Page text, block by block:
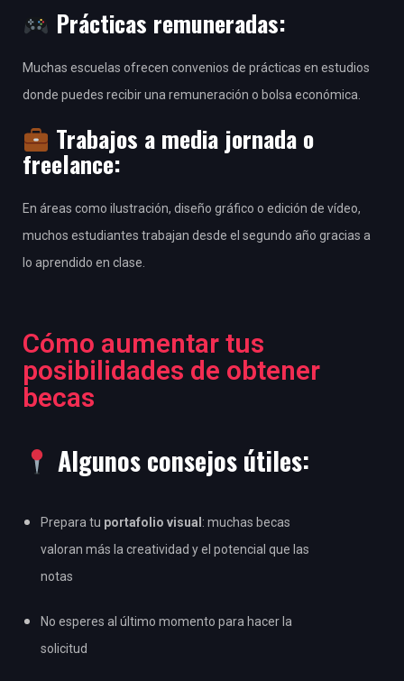
Prácticas remuneradas:
Muchas escuelas ofrecen convenios de prácticas en estudios
donde puedes recibir una remuneración o bolsa económica.
Trabajos a media jornada o
freelance:
En áreas como ilustración, diseño gráfico o edición de vídeo,
muchos estudiantes trabajan desde el segundo año gracias a
lo aprendido en clase.
Cómo aumentar tus
posibilidades de obtener
becas
Algunos consejos útiles:
Prepara tu portafolio visual : muchas becas
valoran más la creatividad y el potencial que las
notas
No esperes al último momento para hacer la
solicitud